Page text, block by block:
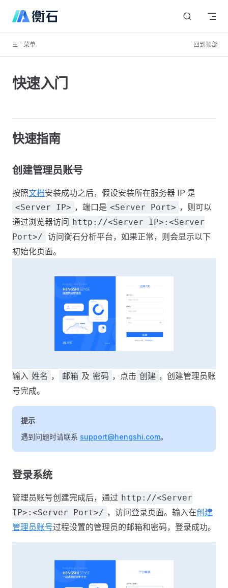
Skip to content
菜单 回到顶部
快速入门
快速指南
创建管理员账号
按照文档安装成功之后，假设安装所在服务器 IP 是
<Server IP> ，端口是 <Server Port> ，则可以
通过浏览器访问 http://<Server IP>:<Server
Port>/ 访问衡石分析平台，如果正常，则会显示以下
初始化页面。
输入 姓名 ， 邮箱 及 密码 ，点击 创建 ，创建管理员账
号完成。
提示
遇到问题时请联系 support@hengshi.com。
登录系统
管理员账号创建完成后，通过 http://<Server
IP>:<Server Port>/ ，访问登录页面。输入在创建
管理员账号过程设置的管理员的邮箱和密码，登录成功。